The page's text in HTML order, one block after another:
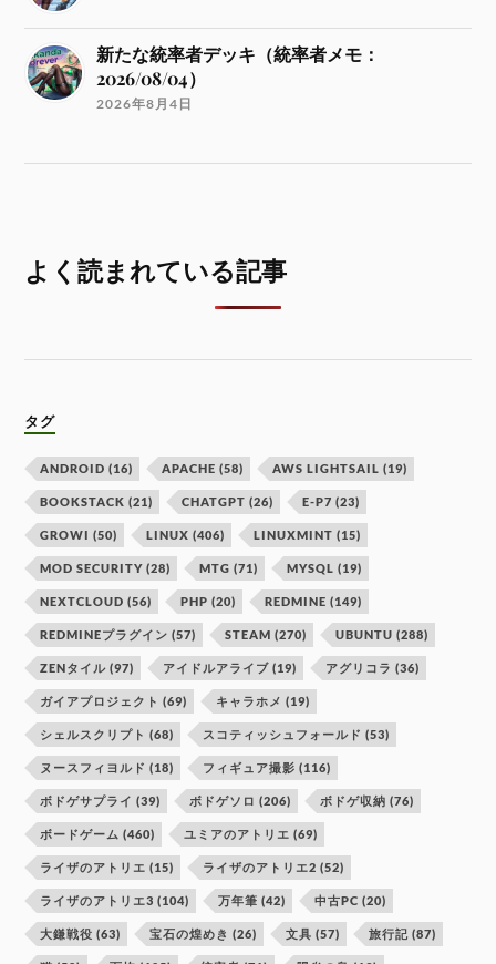
新たな統率者デッキ（統率者メモ：
2026/08/04）
2026年8月4日
よく読まれている記事
タグ
ANDROID (16) APACHE (58) AWS LIGHTSAIL (19)
BOOKSTACK (21) CHATGPT (26) E-P7 (23)
GROWI (50) LINUX (406) LINUXMINT (15)
MOD SECURITY (28) MTG (71) MYSQL (19)
NEXTCLOUD (56) PHP (20) REDMINE (149)
REDMINEプラグイン (57) STEAM (270) UBUNTU (288)
ZENタイル (97) アイドルアライブ (19) アグリコラ (36)
ガイアプロジェクト (69) キャラホメ (19)
シェルスクリプト (68) スコティッシュフォールド (53)
ヌースフィヨルド (18) フィギュア撮影 (116)
ボドゲサプライ (39) ボドゲソロ (206) ボドゲ収納 (76)
ボードゲーム (460) ユミアのアトリエ (69)
ライザのアトリエ (15) ライザのアトリエ2 (52)
ライザのアトリエ3 (104) 万年筆 (42) 中古PC (20)
大鎌戦役 (63) 宝石の煌めき (26) 文具 (57) 旅行記 (87)